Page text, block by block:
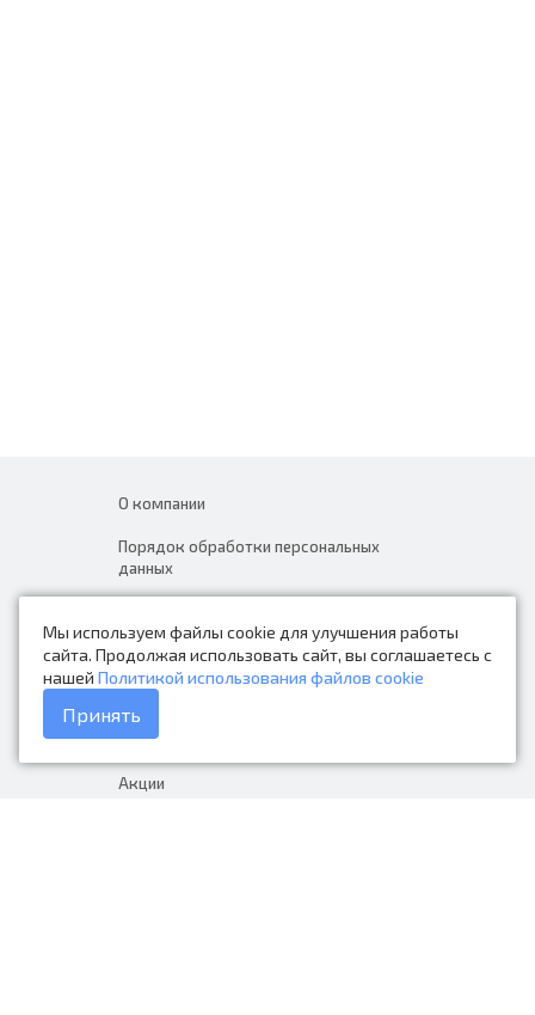
Мы используем файлы cookie для улучшения работы
сайта. Продолжая использовать сайт, вы соглашаетесь с
нашей Политикой использования файлов cookie
Принять
О компании
Порядок обработки персональных
данных
Контакты
Каталог товаров
Доставка и оплата
Акции